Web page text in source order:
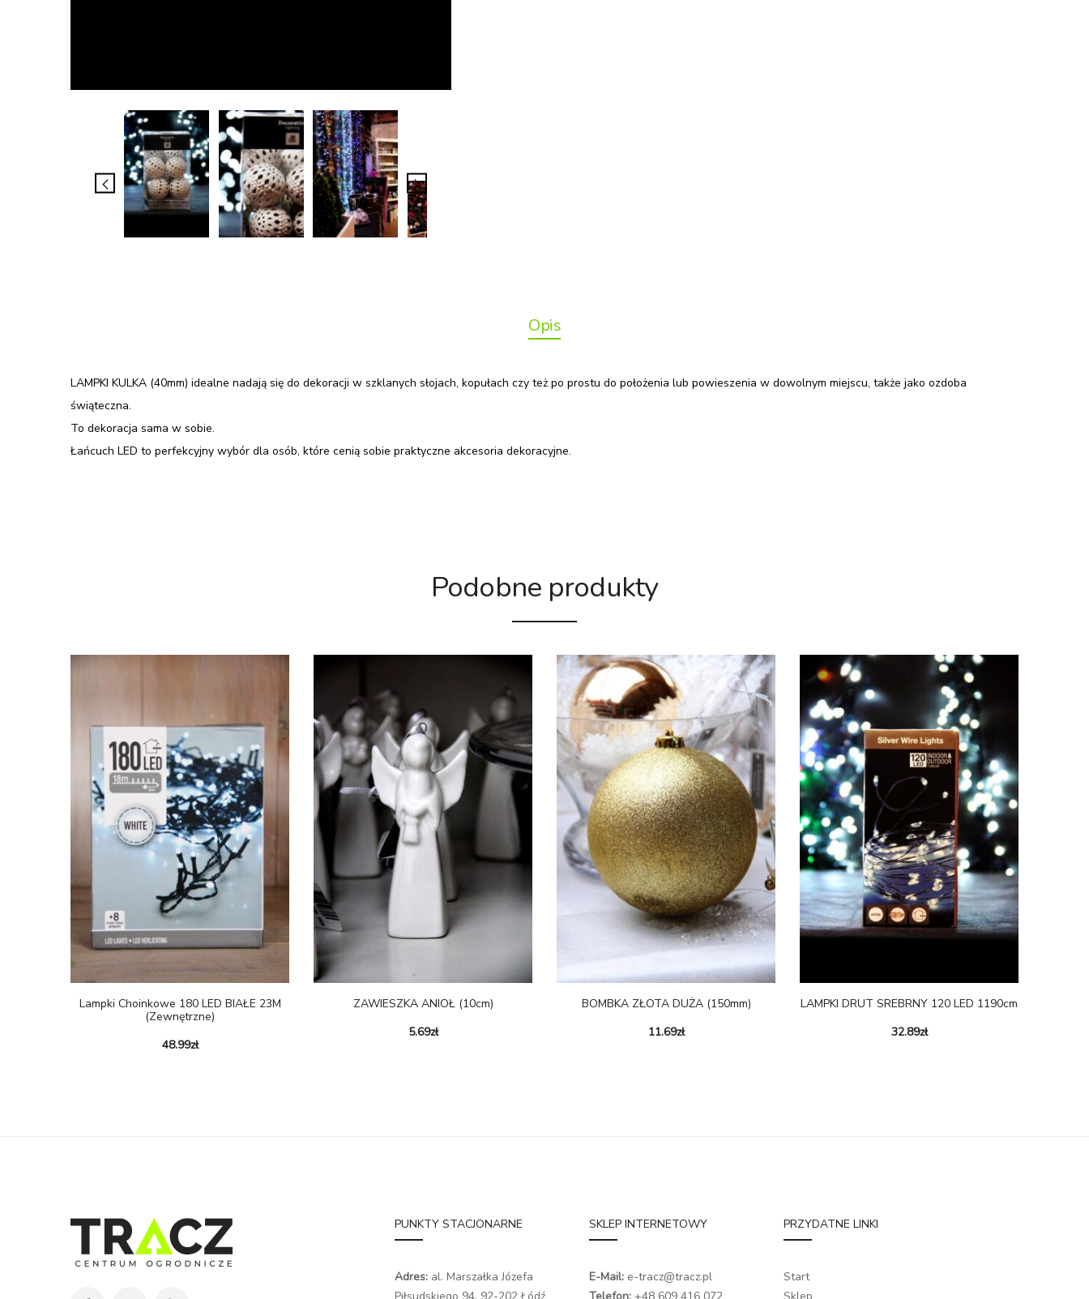
Opis
LAMPKI KULKA (40mm) idealne nadają się do dekoracji w szklanych słojach, kopułach czy też po prostu do położenia lub powieszenia w dowolnym miejscu, także jako ozdoba
świąteczna.
To dekoracja sama w sobie.
Łańcuch LED to perfekcyjny wybór dla osób, które cenią sobie praktyczne akcesoria dekoracyjne.
Podobne produkty
Lampki Choinkowe 180 LED BIAŁE 23M
(zewnętrzne)
48.99zł
ZAWIESZKA ANIOŁ (10cm)
5.69zł
BOMBKA ZŁOTA DUŻA (150mm)
11.69zł
LAMPKI DRUT SREBRNY 120 LED 1190cm
32.89zł
PUNKTY STACJONARNE
Adres: al. Marszałka Józefa
SKLEP INTERNETOWY
E-Mail: e-tracz@tracz.pl
PRZYDATNE LINKI
Start